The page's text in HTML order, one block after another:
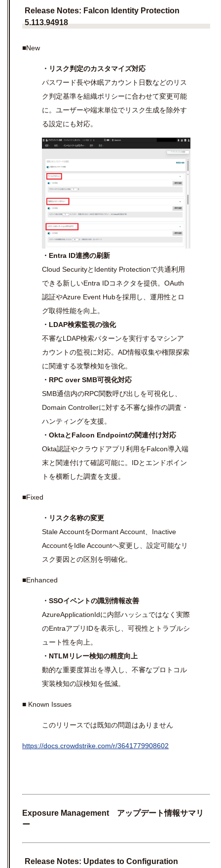
Release Notes: Falcon Identity Protection
5.113.94918
■New
・リスク判定のカスタマイズ対応
パスワード長や休眠アカウント日数などのリス
ク判定基準を組織ポリシーに合わせて変更可能
に。ユーザーや端末単位でリスク生成を除外す
る設定にも対応。
・Entra ID連携の刷新
Cloud SecurityとIdentity Protectionで共通利用
できる新しいEntra IDコネクタを提供。OAuth
認証やAzure Event Hubを採用し、運用性とロ
グ取得性能を向上。
・LDAP検索監視の強化
不審なLDAP検索パターンを実行するマシンア
カウントの監視に対応。AD情報収集や権限探索
に関連する攻撃検知を強化。
・RPC over SMB可視化対応
SMB通信内のRPC関数呼び出しを可視化し、
Domain Controllerに対する不審な操作の調査・
ハンティングを支援。
・OktaとFalcon Endpointの関連付け対応
Okta認証やクラウドアプリ利用をFalcon導入端
末と関連付けて確認可能に。IDとエンドポイン
トを横断した調査を支援。
■Fixed
・リスク名称の変更
Stale AccountをDormant Account、Inactive
AccountをIdle Accountへ変更し、設定可能なリ
スク要因との区別を明確化。
■Enhanced
・SSOイベントの識別情報改善
AzureApplicationIdに内部ハッシュではなく実際
のEntraアプリIDを表示し、可視性とトラブルシ
ュート性を向上。
・NTLMリレー検知の精度向上
動的な重要度算出を導入し、不審なプロトコル
実装検知の誤検知を低減。
■ Known Issues
このリリースでは既知の問題はありません
https://docs.crowdstrike.com/r/3641779908602
Exposure Management アップデート情報サマリ
ー
Release Notes: Updates to Configuration